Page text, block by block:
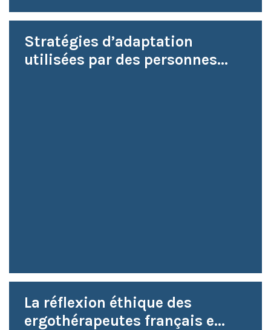
Stratégies d’adaptation
utilisées par des personnes...
La réflexion éthique des
ergothérapeutes français e...